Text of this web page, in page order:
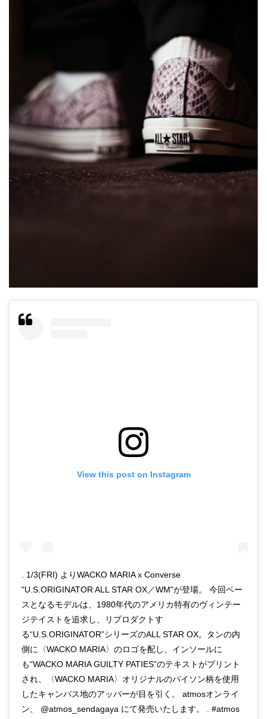
View this post on Instagram
. 1/3(FRI) よりWACKO MARIA x Converse
"U.S.ORIGINATOR ALL STAR OX／WM"が登場。 今回ベー
スとなるモデルは、1980年代のアメリカ特有のヴィンテー
ジテイストを追求し、リプロダクトす
る“U.S.ORIGINATOR”シリーズのALL STAR OX。タンの内
側に〈WACKO MARIA〉のロゴを配し、インソールに
も“WACKO MARIA GUILTY PATIES”のテキストがプリント
され、〈WACKO MARIA〉オリジナルのパイソン柄を使用
したキャンバス地のアッパーが目を引く。 atmosオンライ
ン、 @atmos_sendagaya にて発売いたします。 . #atmos